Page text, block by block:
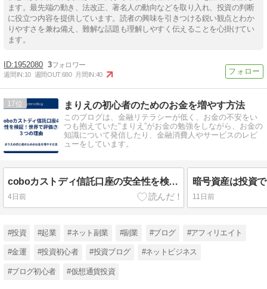
ます。最先端の動き、法改正、著名人の動向などを取り入れ、投資の判断
に役立つ内容を提供しています。読者の興味を引きつける鋭い観点とわか
りやすさを兼ね備え、難解な話題も理解しやすく伝えることを心掛けてい
ます。
1952080 3
週間IN:10 週間OUT:680 月間IN:40
17 まりえの初心者のためのお金を増やす方法
このブログは、金融リテラシーが低く、お金の不安をい
つも抱えていた"まりえ”がお金の勉強をしながら、お金の
知識について発信したり、金融消費人やサービスのレビ
ューをしています。
coboカストディ信託口座の安全性を検証！世界で評価される３つの理由
4日前 11日前
#投資 #起業 #ネット副業 #副業 #ブログ #アフィリエイト
#金運 #投資初心者 #投資ブログ #ネットビジネス
#ブログ初心者 #仮想通貨投資